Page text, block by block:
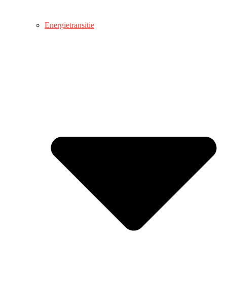
Energietransitie